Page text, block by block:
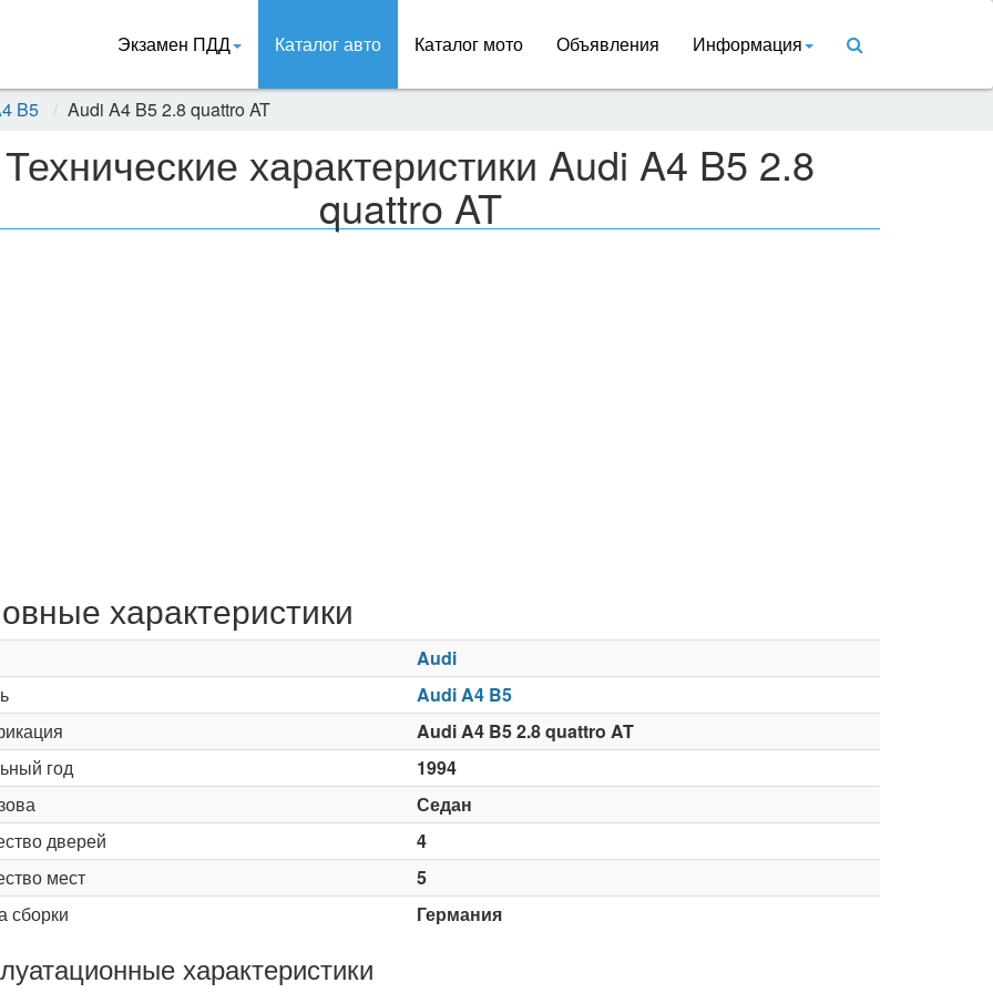
Экзамен ПДД Каталог авто Каталог мото Объявления Информация
B5 Audi A4 B5 2.8 quattro AT
Технические характеристики Audi A4 B5 2.8
quattro AT
характеристики
Audi
Audi A4 B5
Audi A4 B5 2.8 quattro AT
год
1994
Седан
дверей
4
мест
5
сборки
Германия
характеристики